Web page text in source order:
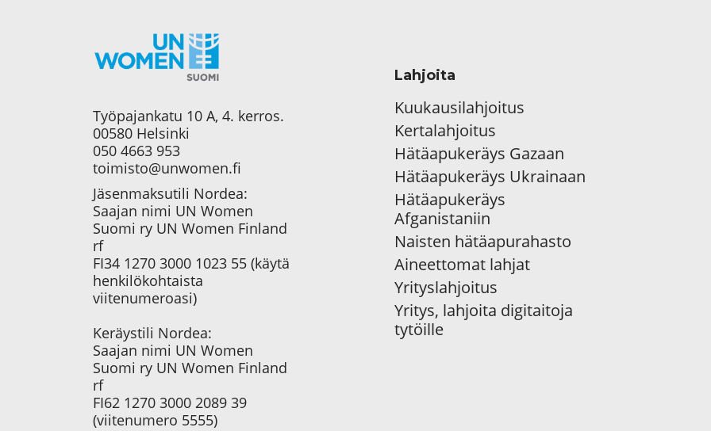
Työpajankatu 10 A, 4. kerros.
00580 Helsinki
050 4663 953
toimisto@unwomen.fi
Jäsenmaksutili Nordea:
Saajan nimi UN Women
Suomi ry UN Women Finland
rf
FI34 1270 3000 1023 55 (käytä
henkilökohtaista
viitenumeroasi)
Keräystili Nordea:
Saajan nimi UN Women
Suomi ry UN Women Finland
rf
FI62 1270 3000 2089 39
(viitenumero 5555)
Lahjoita
Kuukausilahjoitus
Kertalahjoitus
Hätäapukeräys Gazaan
Hätäapukeräys Ukrainaan
Hätäapukeräys
Afganistaniin
Naisten hätäapurahasto
Aineettomat lahjat
Yrityslahjoitus
Yritys, lahjoita digitaitoja
tytöille